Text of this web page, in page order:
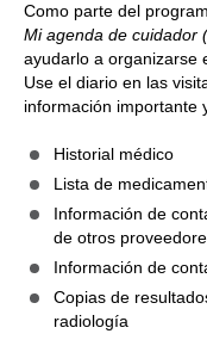
Como parte del
Mi agenda de cuidador
ayudarlo a organizarse
Use el diario en las
información importante
Historial médico
Lista de
Información de
de otros
Información de
Copias de
radiología